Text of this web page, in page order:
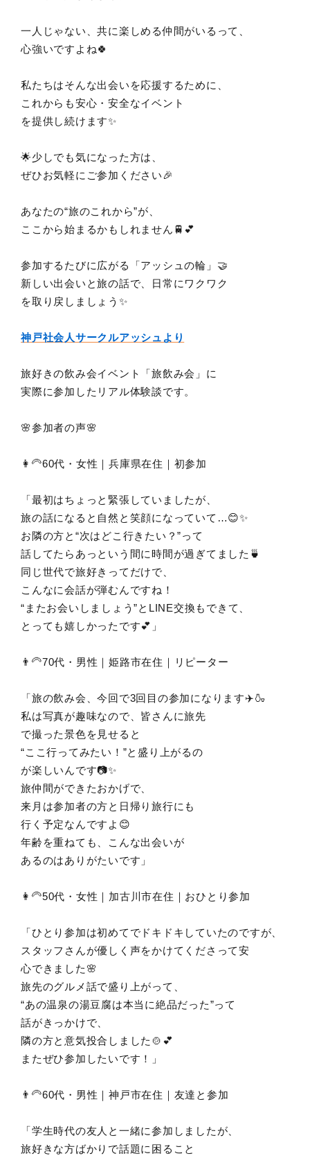
一人じゃない、共に楽しめる仲間がいるって、
心強いですよね🍀
私たちはそんな出会いを応援するために、
これからも安心・安全なイベント
を提供し続けます✨
🌟少しでも気になった方は、
ぜひお気軽にご参加ください🎉
あなたの“旅のこれから”が、
ここから始まるかもしれません🚆💕
参加するたびに広がる「アッシュの輪」🤝
新しい出会いと旅の話で、日常にワクワク
を取り戻しましょう✨
神戸社会人サークルアッシュより
旅好きの飲み会イベント「旅飲み会」に
実際に参加したリアル体験談です。
🌸参加者の声🌸
👩‍🦳60代・女性｜兵庫県在住｜初参加
「最初はちょっと緊張していましたが、
旅の話になると自然と笑顔になっていて…😊✨
お隣の方と“次はどこ行きたい？”って
話してたらあっという間に時間が過ぎてました🍵
同じ世代で旅好きってだけで、
こんなに会話が弾むんですね！
“またお会いしましょう”とLINE交換もできて、
とっても嬉しかったです💕」
👨‍🦳70代・男性｜姫路市在住｜リピーター
「旅の飲み会、今回で3回目の参加になります✈️🍶
私は写真が趣味なので、皆さんに旅先
で撮った景色を見せると
“ここ行ってみたい！”と盛り上がるの
が楽しいんです📷✨
旅仲間ができたおかげで、
来月は参加者の方と日帰り旅行にも
行く予定なんですよ😊
年齢を重ねても、こんな出会いが
あるのはありがたいです」
👩‍🦳50代・女性｜加古川市在住｜おひとり参加
「ひとり参加は初めてでドキドキしていたのですが、
スタッフさんが優しく声をかけてくださって安
心できました🌸
旅先のグルメ話で盛り上がって、
“あの温泉の湯豆腐は本当に絶品だった”って
話がきっかけで、
隣の方と意気投合しました🍲💕
またぜひ参加したいです！」
👨‍🦳60代・男性｜神戸市在住｜友達と参加
「学生時代の友人と一緒に参加しましたが、
旅好きな方ばかりで話題に困ること